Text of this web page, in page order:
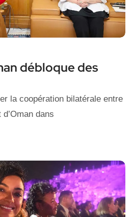
débloque des
la coopération bilatérale entre
dans